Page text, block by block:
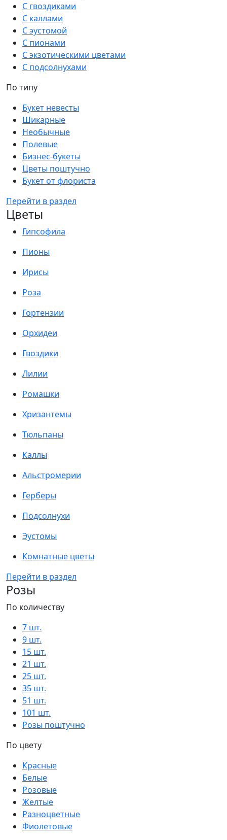
С гвоздиками
С каллами
С эустомой
С пионами
С экзотическими цветами
С подсолнухами
По типу
Букет невесты
Шикарные
Необычные
Полевые
Бизнес-букеты
Цветы поштучно
Букет от флориста
Перейти в раздел
Цветы
Гипсофила
Пионы
Ирисы
Роза
Гортензии
Орхидеи
Гвоздики
Лилии
Ромашки
Хризантемы
Тюльпаны
Каллы
Альстромерии
Герберы
Подсолнухи
Эустомы
Комнатные цветы
Перейти в раздел
Розы
По количеству
7 шт.
9 шт.
15 шт.
21 шт.
25 шт.
35 шт.
51 шт.
101 шт.
Розы поштучно
По цвету
Красные
Белые
Розовые
Желтые
Разноцветные
Фиолетовые